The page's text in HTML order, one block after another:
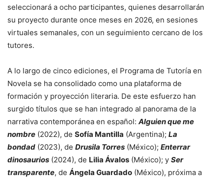
seleccionará a ocho participantes, quienes desarrollarán
su proyecto durante once meses en 2026, en sesiones
virtuales semanales, con un seguimiento cercano de los
tutores.
A lo largo de cinco ediciones, el Programa de Tutoría en
Novela se ha consolidado como una plataforma de
formación y proyección literaria. De este esfuerzo han
surgido títulos que se han integrado al panorama de la
narrativa contemporánea en español: Alguien que me
nombre (2022), de Sofía Mantilla (Argentina); La
bondad (2023), de Drusila Torres (México); Enterrar
dinosaurios (2024), de Lilia Ávalos (México); y Ser
transparente, de Ángela Guardado (México), próxima a